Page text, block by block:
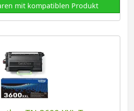
mit kompatiblen Produkt